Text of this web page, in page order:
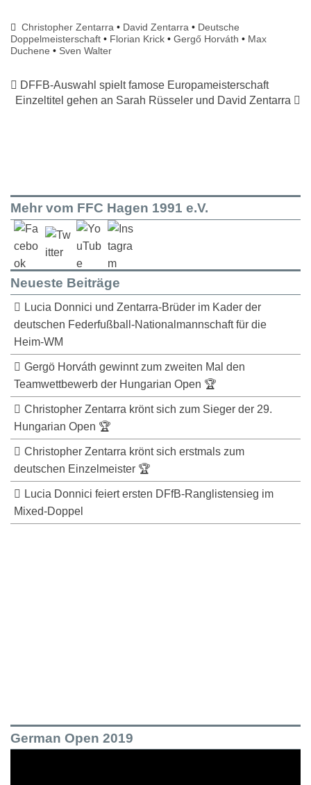
Christopher Zentarra • David Zentarra • Deutsche
Doppelmeisterschaft • Florian Krick • Gergő Horváth • Max
Duchene • Sven Walter
DFFB-Auswahl spielt famose Europameisterschaft
Einzeltitel gehen an Sarah Rüsseler und David Zentarra
Mehr vom FFC Hagen 1991 e.V.
Neueste Beiträge
Lucia Donnici und Zentarra-Brüder im Kader der
deutschen Federfußball-Nationalmannschaft für die
Heim-WM
Gergö Horváth gewinnt zum zweiten Mal den
Teamwettbewerb der Hungarian Open 🏆
Christopher Zentarra krönt sich zum Sieger der 29.
Hungarian Open 🏆
Christopher Zentarra krönt sich erstmals zum
deutschen Einzelmeister 🏆
Lucia Donnici feiert ersten DFfB-Ranglistensieg im
Mixed-Doppel
German Open 2019